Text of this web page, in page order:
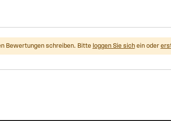
Bewertungen schreiben. Bitte loggen Sie sichein oder